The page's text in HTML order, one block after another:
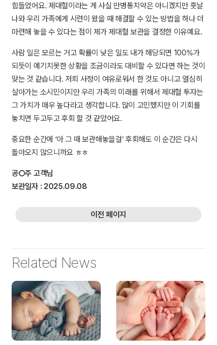
힘들었어요. 제대혈이라는 게 사실 만병통치약은 아니겠지만 훗날
나와 우리 가족에게 시련이 왔을 때 해결할 수 있는 방법을 하나 더
마련해 놓을 수 있다는 점이 제가 제대혈 보관을 결정한 이유예요.
사람 일은 모르는 거고 확률이 낮은 일도 내가 해당되면 100%가
되듯이 예기치못한 상황을 조금이라도 대비할 수 있다면 하는 것이
맞는 것 같습니다. 저희 사정이 여유로워서 한 것도 아니고 열심히
살아가는 소시민이지만 우리 가족의 미래를 위해서 제대혈 투자는
그 가치가 매우 높다라고 생각합니다. 많이 고민했지만 이 기회를
놓치면 두고두고 후회 할 것 같았어요.
중요한 순간에 ‘아 그 때 보관해놓을걸’ 후회해도 이 순간은 다시
돌아오지 않으니까요 ㅎㅎ
공○주 고객님
보관일자 : 2025.09.08
이전 페이지
Related News